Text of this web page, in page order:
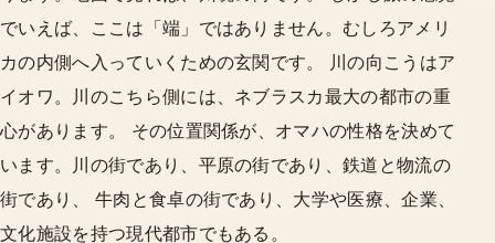
でいえば、ここは「端」ではありません。むしろアメリ
カの内側へ入っていくための玄関です。 川の向こうはア
イオワ。川のこちら側には、ネブラスカ最大の都市の重
心があります。 その位置関係が、オマハの性格を決めて
います。川の街であり、平原の街であり、鉄道と物流の
街であり、 牛肉と食卓の街であり、大学や医療、企業、
文化施設を持つ現代都市でもある。